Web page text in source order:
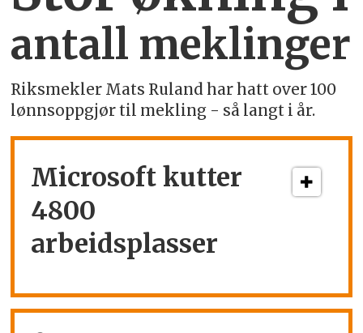
antall meklinger
Riksmekler Mats Ruland har hatt over 100
lønnsoppgjør til mekling - så langt i år.
Microsoft kutter
4800
arbeidsplasser